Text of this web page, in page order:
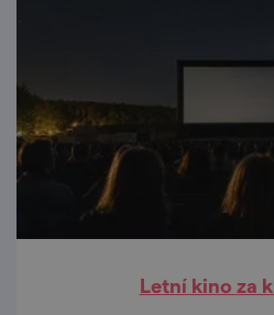
Letní kino za